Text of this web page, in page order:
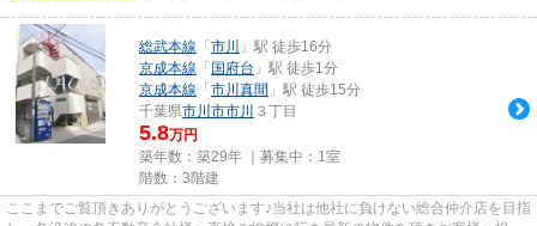
総武本線 「 市川
」駅 徒歩16分
京成本線 「 国府台 」駅 徒歩1分
京成本線 「 市川真間 」駅 徒歩15分
千葉県市川市市川 ３丁目
5.8万円
築年数：築29年 ｜募集中： 1室
階数：3階建
ここまでご覧頂きありがとうございます♪当社は他社に負けない総合仲介店を目指